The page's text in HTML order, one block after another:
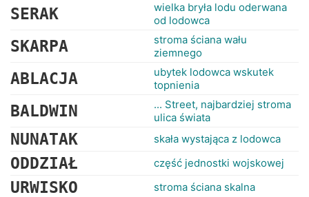
SERAK
wielka bryła lodu oderwana
od lodowca
SKARPA
stroma ściana wału
ziemnego
ABLACJA
ubytek lodowca wskutek
topnienia
BALDWIN
... Street, najbardziej stroma
ulica świata
NUNATAK skała wystająca z lodowca
ODDZIAŁ część jednostki wojskowej
URWISKO stroma ściana skalna